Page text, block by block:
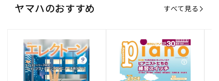
ヤマハのおすすめ すべて見る